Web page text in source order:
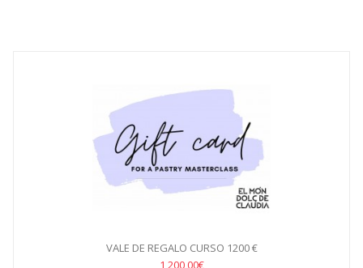
VALE DE REGALO CURSO 1200 €
1 200,00€